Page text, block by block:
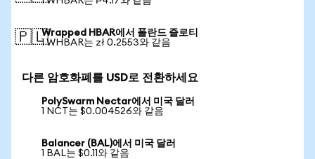
🇵🇱Wrapped HBAR에서 폴란드 즐로티
1 WHBAR는 zł 0.2553와 같음
다른 암호화폐를 USD로 전환하세요
PolySwarm Nectar에서 미국 달러
1 NCT는 $0.004526와 같음
Balancer (BAL)에서 미국 달러
1 BAL는 $0.11와 같음